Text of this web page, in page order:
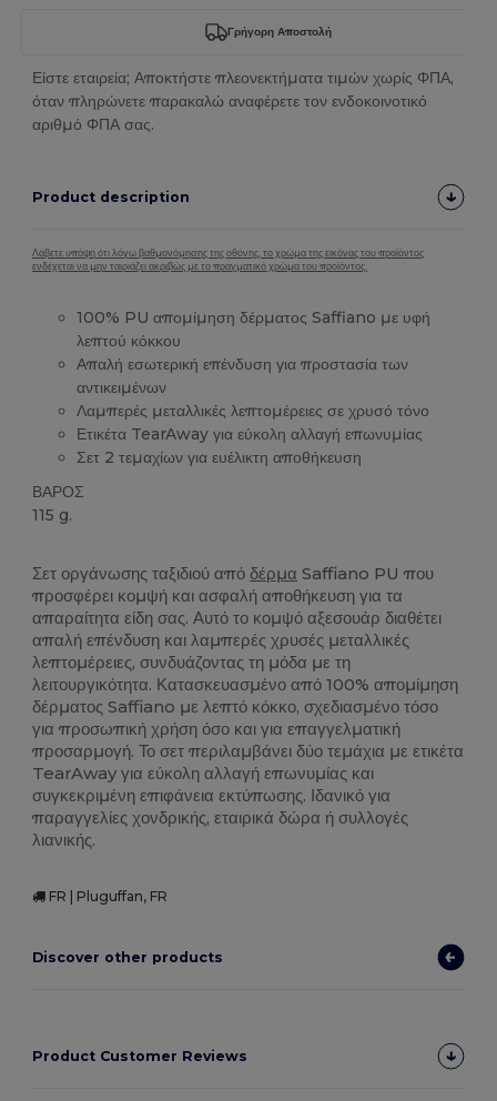
Γρήγορη Αποστολή
Είστε εταιρεία; Αποκτήστε πλεονεκτήματα τιμών χωρίς ΦΠΑ,
όταν πληρώνετε παρακαλώ αναφέρετε τον ενδοκοινοτικό
αριθμό ΦΠΑ σας.
Product description
Λάβετε υπόψη ότι λόγω βαθμονόμησης της οθόνης, το χρώμα της εικόνας του προϊόντος
ενδέχεται να μην ταιριάζει ακριβώς με το πραγματικό χρώμα του προϊόντος.
100% PU απομίμηση δέρματος Saffiano με υφή
λεπτού κόκκου
Απαλή εσωτερική επένδυση για προστασία των
αντικειμένων
Λαμπερές μεταλλικές λεπτομέρειες σε χρυσό τόνο
Ετικέτα TearAway για εύκολη αλλαγή επωνυμίας
Σετ 2 τεμαχίων για ευέλικτη αποθήκευση
ΒΑΡΟΣ
115 g.
Σετ οργάνωσης ταξιδιού απόδέρμα Saffiano PU που
προσφέρει κομψή και ασφαλή αποθήκευση για τα
απαραίτητα είδη σας. Αυτό το κομψό αξεσουάρ διαθέτει
απαλή επένδυση και λαμπερές χρυσές μεταλλικές
λεπτομέρειες, συνδυάζοντας τη μόδα με τη
λειτουργικότητα. Κατασκευασμένο από 100% απομίμηση
δέρματος Saffiano με λεπτό κόκκο, σχεδιασμένο τόσο
για προσωπική χρήση όσο και για επαγγελματική
προσαρμογή. Το σετ περιλαμβάνει δύο τεμάχια με ετικέτα
TearAway για εύκολη αλλαγή επωνυμίας και
συγκεκριμένη επιφάνεια εκτύπωσης. Ιδανικό για
παραγγελίες χονδρικής, εταιρικά δώρα ή συλλογές
λιανικής.
FR | Pluguffan, FR
Discover other products
Product Customer Reviews